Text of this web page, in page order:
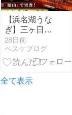
【浜名湖うな
ぎ】三ヶ日の
「徳山」で絶
品うなぎを実
食！ふわふわ
28日前
ペスケブログ
全て表示